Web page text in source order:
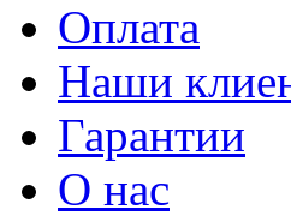
Оплата
Наши
Гарантии
О нас